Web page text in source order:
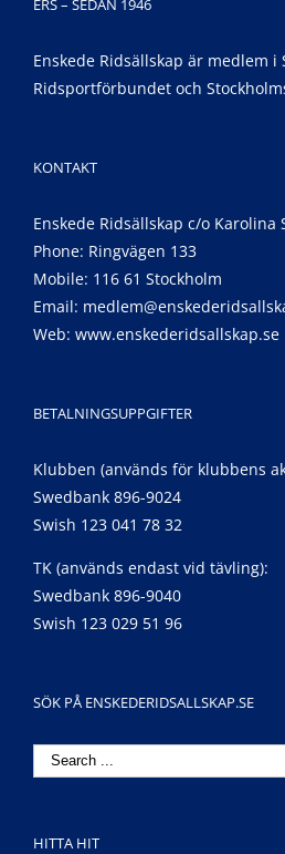
ERS – SEDAN 1946
Enskede Ridsällskap är medlem i
Ridsportförbundet och
KONTAKT
Enskede Ridsällskap c/o Karolina
Phone: Ringvägen 133
Mobile: 116 61 Stockholm
Email:
Web: www.enskederidsallskap.se
BETALNINGSUPPGIFTER
Klubben (används för klubbens
Swedbank 896-9024
Swish 123 041 78 32
TK (används endast vid tävling):
Swedbank 896-9040
Swish 123 029 51 96
SÖK PÅ ENSKEDERIDSALLSKAP.SE
Search
for:
HITTA HIT